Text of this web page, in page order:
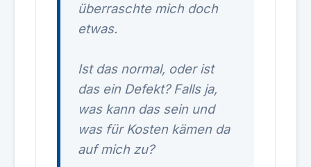
überraschte mich doch
etwas.
Ist das normal, oder ist
das ein Defekt? Falls ja,
was kann das sein und
was für Kosten kämen da
auf mich zu?